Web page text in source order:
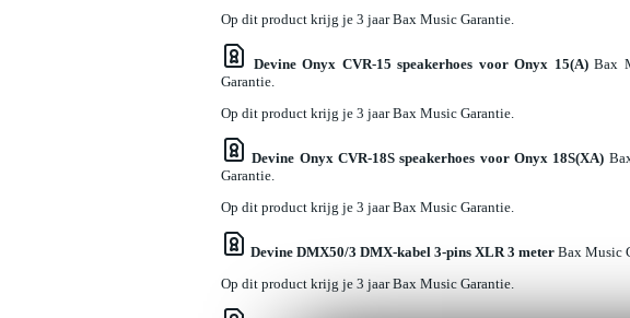
Op dit product krijg je 3 jaar Bax Music Garantie.
Devine Onyx CVR-15 speakerhoes voor Onyx 15(A)Bax
Garantie.
Op dit product krijg je 3 jaar Bax Music Garantie.
Devine Onyx CVR-18S speakerhoes voor Onyx 18S(XA)
Garantie.
Op dit product krijg je 3 jaar Bax Music Garantie.
Devine DMX50/3 DMX-kabel 3-pins XLR 3 meter Bax Music
Op dit product krijg je 3 jaar Bax Music Garantie.